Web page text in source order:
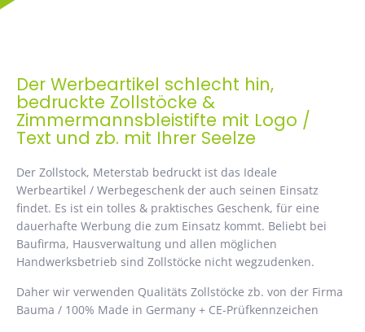
Der Werbeartikel schlecht hin,
bedruckte Zollstöcke &
Zimmermannsbleistifte mit Logo /
Text und zb. mit Ihrer Seelze
Der Zollstock, Meterstab bedruckt ist das Ideale
Werbeartikel / Werbegeschenk der auch seinen Einsatz
findet. Es ist ein tolles & praktisches Geschenk, für eine
dauerhafte Werbung die zum Einsatz kommt. Beliebt bei
Baufirma, Hausverwaltung und allen möglichen
Handwerksbetrieb sind Zollstöcke nicht wegzudenken.
Daher wir verwenden Qualitäts Zollstöcke zb. von der Firma
Bauma / 100% Made in Germany + CE-Prüfkennzeichen